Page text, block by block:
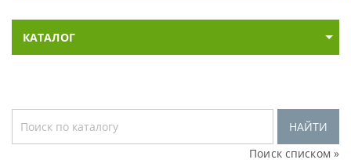
КАТАЛОГ
НАЙТИ
Поиск списком »